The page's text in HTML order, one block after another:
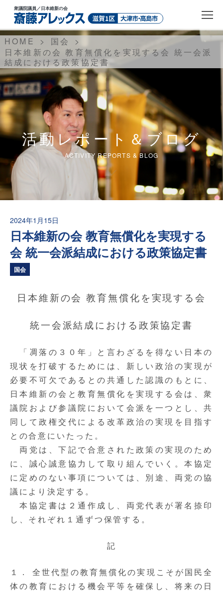
衆議院議員／日本維新の会
活動レポート＆ブログ
ACTIVITY REPORTS & BLOG
HOME
国会
日本維新の会 教育無償化を実現する会 統一会派
結成における政策協定書
2024年1月15日
日本維新の会 教育無償化を実現する
会 統一会派結成における政策協定書
国会
日本維新の会 教育無償化を実現する会
統一会派結成における政策協定書
「凋落の３０年」と言わざるを得ない日本の
現状を打破するためには、新しい政治の実現が
必要不可欠であるとの共通した認識のもとに、
日本維新の会と教育無償化を実現する会は、衆
議院および参議院において会派を一つとし、共
同して政権交代による改革政治の実現を目指す
との合意にいたった。
両党は、下記で合意された政策の実現のため
に、誠心誠意協力して取り組んでいく。本協定
に定めのない事項については、別途、両党の協
議により決定する。
本協定書は２通作成し、両党代表が署名捺印
し、それぞれ１通ずつ保管する。
記
１． 全世代型の教育無償化の実現こそが国民全
体の教育における機会平等を確保し、将来の日